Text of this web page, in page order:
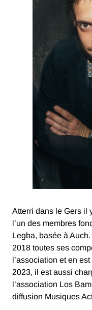
Atterri dans le Gers il
l’un des membres
Legba, basée à
2018 toutes ses
l’association et en
2023, il est aussi
l’association Los
diffusion Musiques